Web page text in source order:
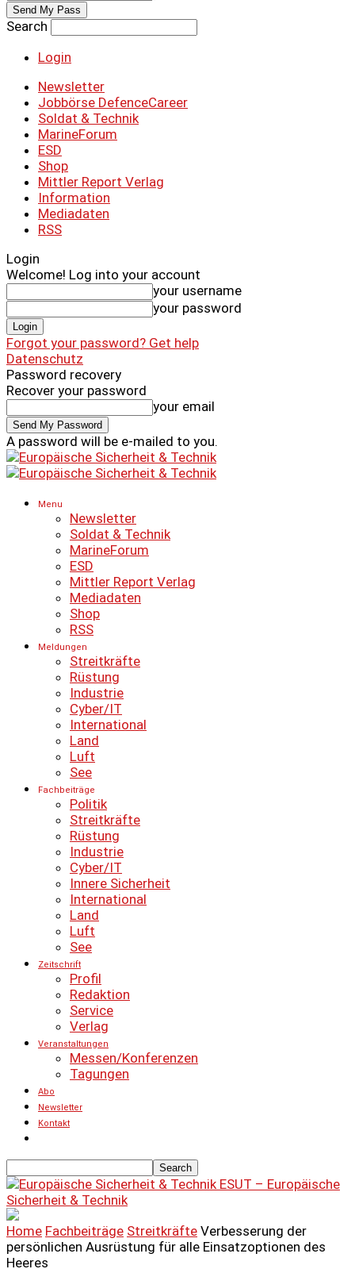
Search
Login
Newsletter
Jobbörse DefenceCareer
Soldat & Technik
MarineForum
ESD
Shop
Mittler Report Verlag
Information
Mediadaten
RSS
Login
Welcome! Log into your account
your username
your password
Forgot your password? Get help
Datenschutz
Password recovery
Recover your password
your email
A password will be e-mailed to you.
Menu
Newsletter
Soldat & Technik
MarineForum
ESD
Mittler Report Verlag
Mediadaten
Shop
RSS
Meldungen
Streitkräfte
Rüstung
Industrie
Cyber/IT
International
Land
Luft
See
Fachbeiträge
Politik
Streitkräfte
Rüstung
Industrie
Cyber/IT
Innere Sicherheit
International
Land
Luft
See
Zeitschrift
Profil
Redaktion
Service
Verlag
Veranstaltungen
Messen/Konferenzen
Tagungen
Abo
Newsletter
Kontakt
ESUT – Europäische
Sicherheit & Technik
Home Fachbeiträge Streitkräfte Verbesserung der
persönlichen Ausrüstung für alle Einsatzoptionen des
Heeres